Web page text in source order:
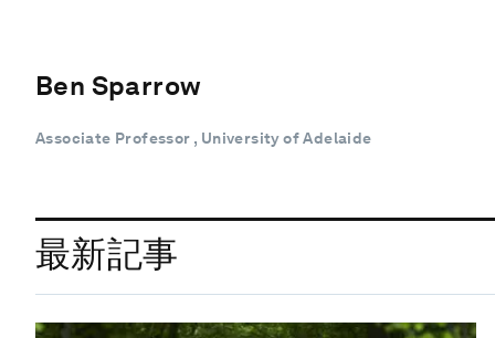
Ben Sparrow
Associate Professor , University of Adelaide
最新記事